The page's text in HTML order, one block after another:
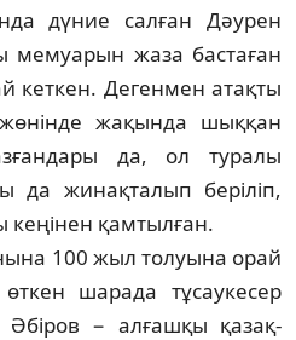
дүние салған Дәу­рен
мемуарын жа­за бастаған
кет­кен. Де­генмен атақты
жө­нінде жақында шыққан
да, ол туралы
да жинақталып беріліп,
қамтылған.
100 жыл толуына орай
ша­­рада тұсаукесер
Әбіров − алғашқы қазақ­